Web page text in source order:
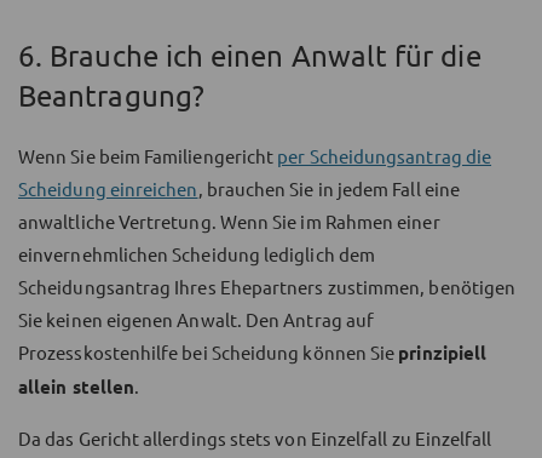
6. Brauche ich einen Anwalt für die
Beantragung?
Wenn Sie beim Familiengericht per Scheidungsantrag die
Scheidung einreichen, brauchen Sie in jedem Fall eine
anwaltliche Vertretung. Wenn Sie im Rahmen einer
einvernehmlichen Scheidung lediglich dem
Scheidungsantrag Ihres Ehepartners zustimmen, benötigen
Sie keinen eigenen Anwalt. Den Antrag auf
Prozesskostenhilfe bei Scheidung können Sie prinzipiell
allein stellen.
Da das Gericht allerdings stets von Einzelfall zu Einzelfall